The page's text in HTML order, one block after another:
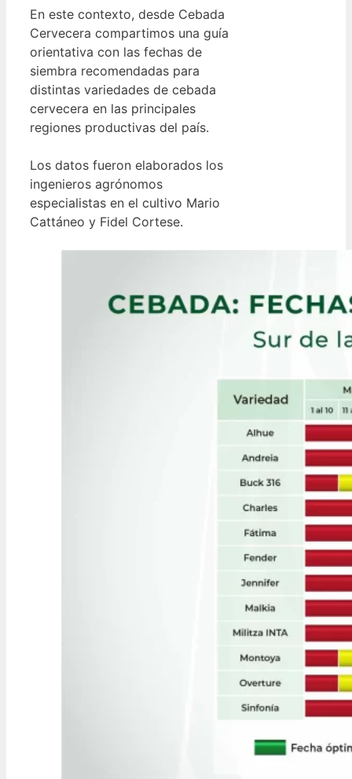
En este contexto, desde Cebada
Cervecera compartimos una guía
orientativa con las fechas de
siembra recomendadas para
distintas variedades de cebada
cervecera en las principales
regiones productivas del país.
Los datos fueron elaborados los
ingenieros agrónomos
especialistas en el cultivo Mario
Cattáneo y Fidel Cortese.